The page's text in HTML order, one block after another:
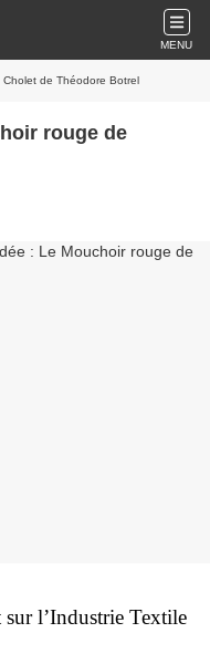
MENU
de Théodore Botrel
rouge de
l’Industrie Textile